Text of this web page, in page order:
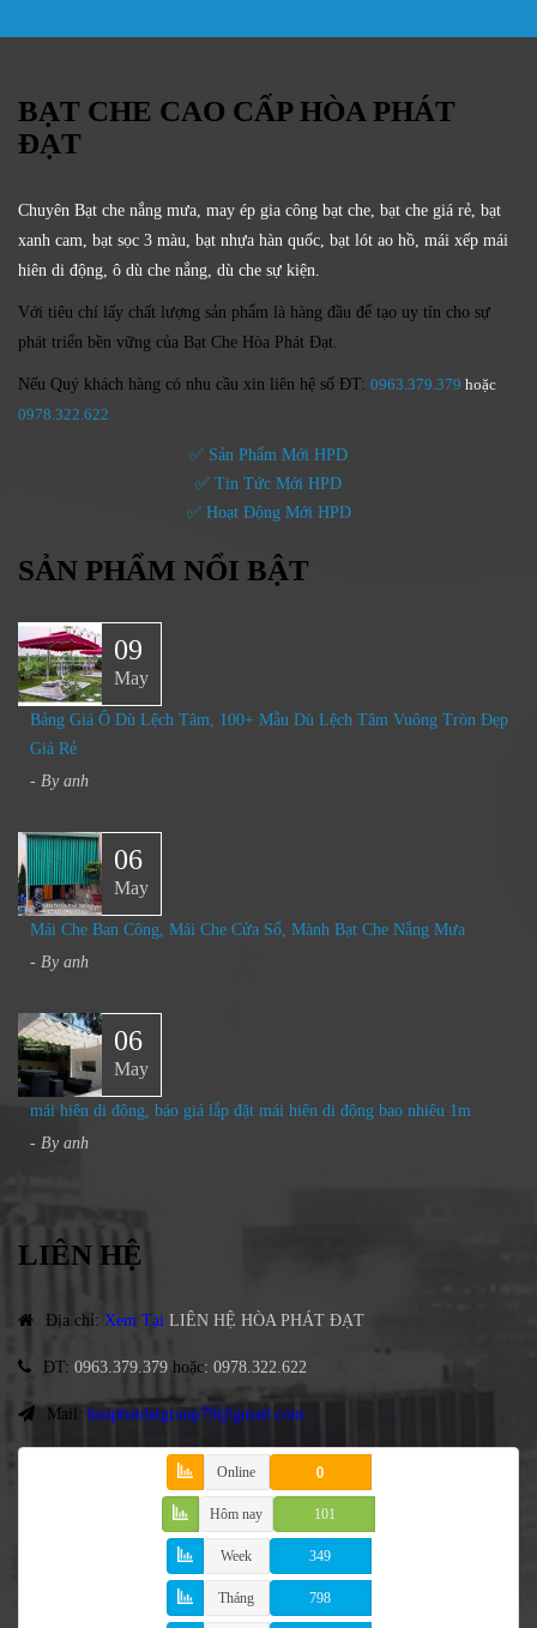
BẠT CHE CAO CẤP HÒA PHÁT
ĐẠT
Chuyên Bạt che nắng mưa, may ép gia công bạt che, bạt che giá rẻ, bạt
xanh cam, bạt sọc 3 màu, bạt nhựa hàn quốc, bạt lót ao hồ, mái xếp mái
hiên di động, ô dù che nắng, dù che sự kiện.
Với tiêu chí lấy chất lượng sản phẩm là hàng đầu để tạo uy tín cho sự
phát triển bền vững của Bạt Che Hòa Phát Đạt.
Nếu Quý khách hàng có nhu cầu xin liên hệ số ĐT: 0963.379.379 hoặc
0978.322.622
✅ Sản Phẩm Mới HPD
✅ Tin Tức Mới HPD
✅ Hoạt Động Mới HPD
SẢN PHẨM NỔI BẬT
09
May
Bảng Giá Ô Dù Lệch Tâm, 100+ Mẫu Dù Lệch Tâm Vuông Tròn Đẹp
Giá Rẻ
- By anh
06
May
Mái Che Ban Công, Mái Che Cửa Sổ, Mành Bạt Che Nắng Mưa​
- By anh
06
May
mái hiên di động, báo giá lắp đặt mái hiên di động bao nhiêu 1m
- By anh
LIÊN HỆ
Địa chỉ: Xem Tại LIÊN HỆ HÒA PHÁT ĐẠT
ĐT: 0963.379.379 hoặc: 0978.322.622
Mail: hoaphatdatgroup79@gmail.com
Online 0
Hôm nay 101
Week 349
Tháng 798